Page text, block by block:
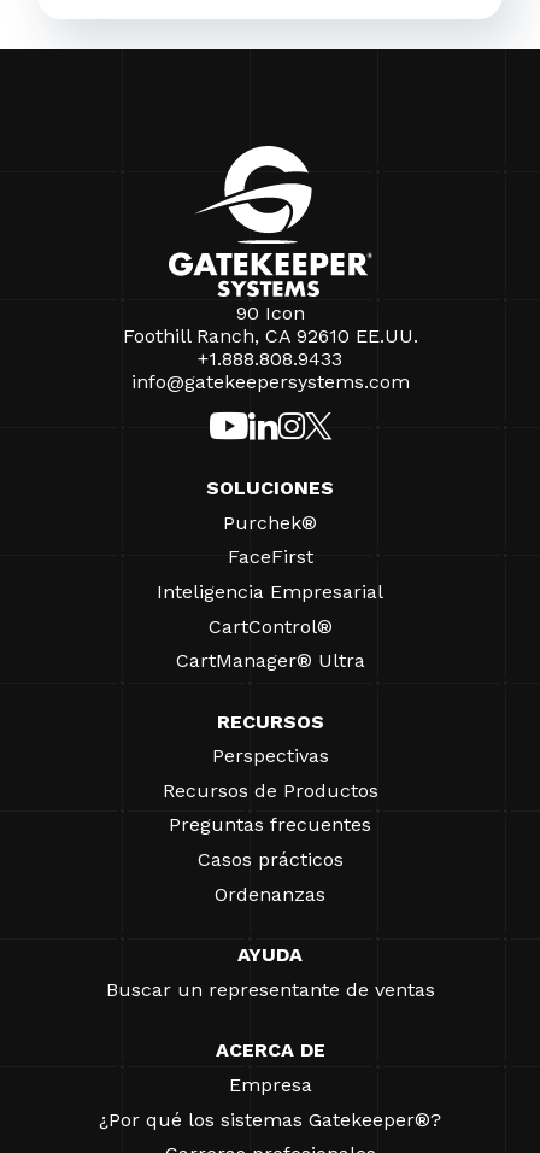
90 Icon
Foothill Ranch, CA 92610 EE.UU.
+1.888.808.9433
info@gatekeepersystems.com
SOLUCIONES
Purchek®
FaceFirst
Inteligencia Empresarial
CartControl®
CartManager® Ultra
RECURSOS
Perspectivas
Recursos de Productos
Preguntas frecuentes
Casos prácticos
Ordenanzas
AYUDA
Buscar un representante de ventas
ACERCA DE
Empresa
¿Por qué los sistemas Gatekeeper®?